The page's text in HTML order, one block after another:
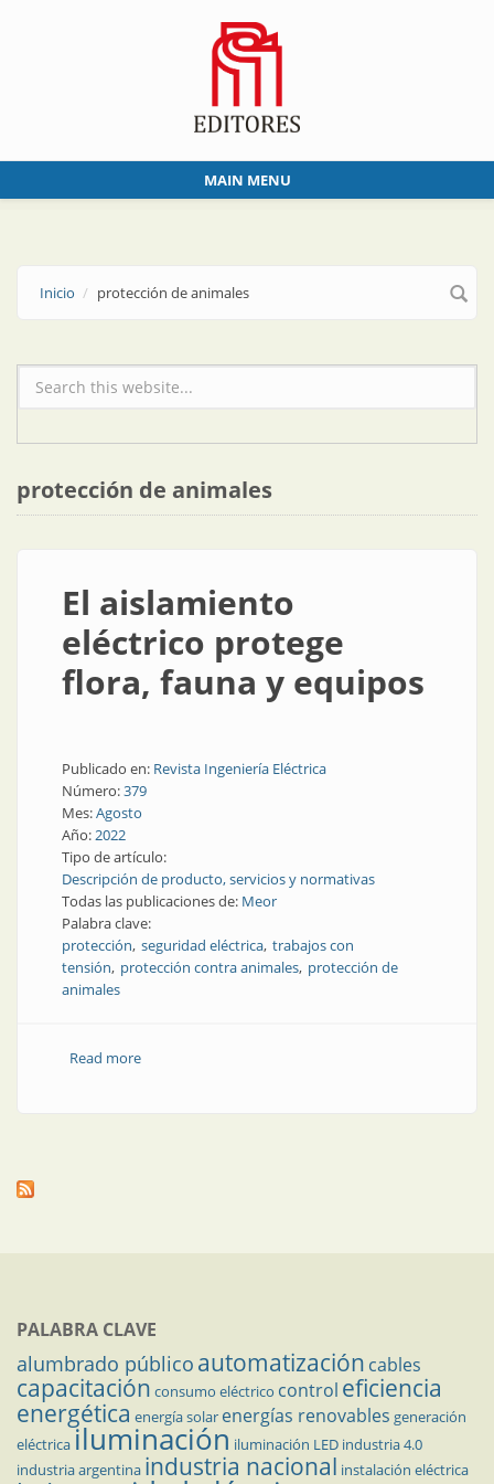
MAIN MENU
Inicio protección de animales
Formulario de búsqueda
protección de animales
El aislamiento
eléctrico protege
flora, fauna y equipos
Publicado en: Revista Ingeniería Eléctrica
Número:379
Mes:Agosto
Año:2022
Tipo de artículo:
Descripción de producto, servicios y normativas
Todas las publicaciones de: Meor
Palabra clave:
protección seguridad eléctrica trabajos con
tensión protección contra animales protección de
animales
Read moreabout El aislamiento eléctrico protege flora, fauna y
PALABRA CLAVE
alumbrado público automatización cables
capacitación consumo eléctrico control eficiencia
energética energía solar energías renovables generación
eléctricailuminación iluminación LED industria 4.0
industria argentina industria nacional instalación eléctrica